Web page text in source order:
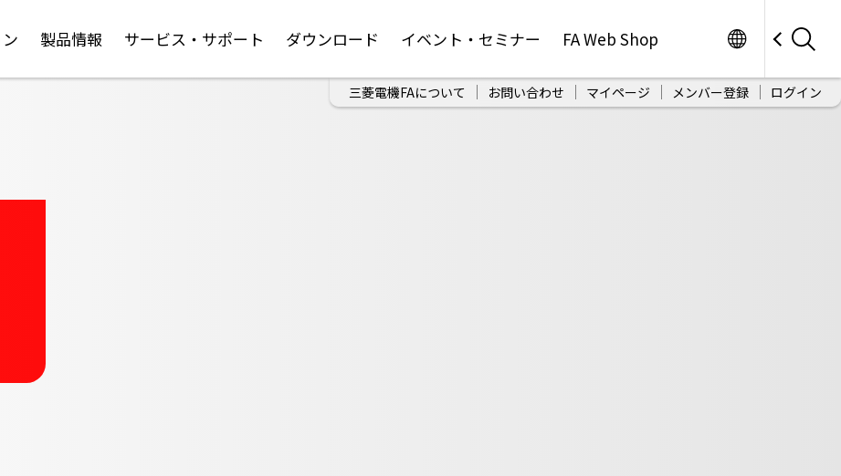
製品情報 サービス・サポート ダウンロード イベント・セミナー FA Web Shop
三菱電機FAについて お問い合わせ マイページ メンバー登録 ログイン